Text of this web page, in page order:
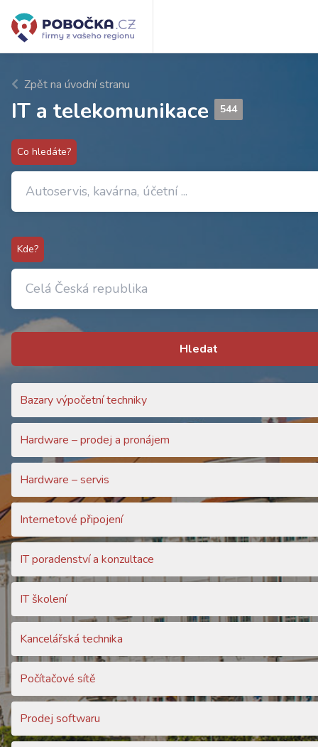
Zpět na úvodní stranu
IT a telekomunikace 544
Co hledáte?
Kde?
Hledat
Bazary výpočetní techniky
Hardware – prodej a pronájem
Hardware – servis
Internetové připojení
IT poradenství a konzultace
IT školení
Kancelářská technika
Počítačové sítě
Prodej softwaru